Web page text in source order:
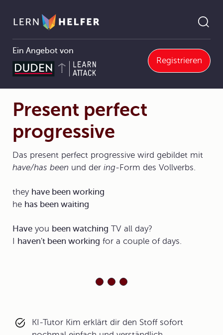
Ein Angebot von
Registrieren
Pfadnavigation
3.2 Das Verb und seine Formen 3.2.6 Present perfect progressive Present perfect progressive
Present perfect
progressive
Das present perfect progressive wird gebildet mit
have/has been und der ing-Form des Vollverbs.
they have been working
he has been waiting
Have you been watching TV all day?
I haven't been working for a couple of days.
KI-Tutor Kim erklärt dir den Stoff sofort